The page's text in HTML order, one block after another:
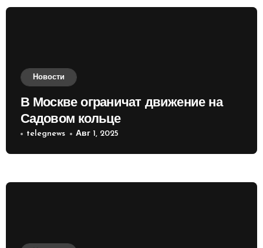
Новости
В Москве ограничат движение на
Садовом кольце
telegnews Авг 1, 2025